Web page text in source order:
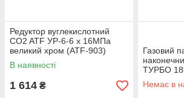
Редуктор вуглекислотний
CO2 ATF УР-6-6 x 16МПа
великий хром (ATF-903)
В наявності
1 614 ₴
Газовий
ТУРБО
Немає в